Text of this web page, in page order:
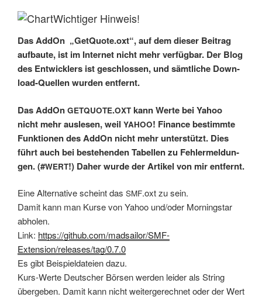
Wichtiger Hinweis!
Das AddOn „GetQuote.oxt“, auf dem die­ser Bei­trag
auf­bau­te, ist im Inter­net nicht mehr ver­füg­bar. Der Blog
des Ent­wick­lers ist geschlos­sen, und sämt­li­che Down­
load-Quel­len wur­den entfernt.
Das AddOn GETQUOTE.OXT kann Wer­te bei Yahoo
nicht mehr aus­le­sen, weil YAHOO! Finan­ce bestimm­te
Funk­tio­nen des AddOn nicht mehr unter­stützt. Dies
führt auch bei bestehen­den Tabel­len zu Feh­ler­mel­dun­
gen. (#WERT!) Daher wur­de der Arti­kel von mir entfernt.
Eine Alter­na­ti­ve scheint das SMF.oxt zu sein.
Damit kann man Kur­se von Yahoo und/oder Mor­ning­star
abholen.
Link: https://github.com/madsailor/SMF-
Extension/releases/tag/0.7.0
Es gibt Bei­spiel­da­tei­en dazu.
Kurs-Wer­te Deut­scher Bör­sen wer­den lei­der als String
über­ge­ben. Damit kann nicht wei­ter­ge­rech­net oder der Wert